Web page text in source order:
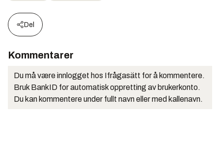
Del
Kommentarer
Du må være innlogget hos Ifrågasätt for å kommentere.
Bruk BankID for automatisk oppretting av brukerkonto.
Du kan kommentere under fullt navn eller med kallenavn.